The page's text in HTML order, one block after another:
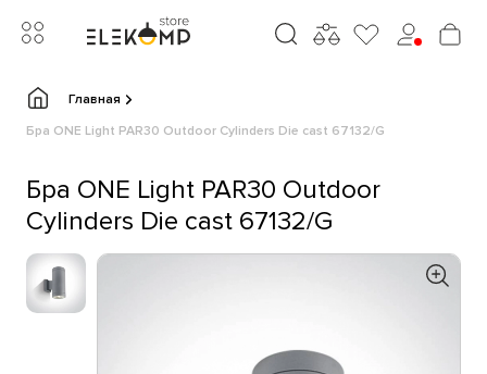
Главная
Бра ONE Light PAR30 Outdoor Cylinders Die cast 67132/G
Бра ONE Light PAR30 Outdoor
Cylinders Die cast 67132/G